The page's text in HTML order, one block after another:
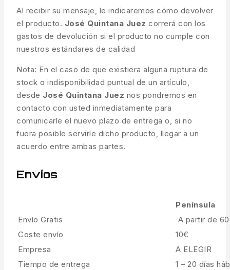
Al recibir su mensaje, le indicaremos cómo devolver
el producto. José Quintana Juez correrá con los
gastos de devolución si el producto no cumple con
nuestros estándares de calidad
Nota: En el caso de que existiera alguna ruptura de
stock o indisponibilidad puntual de un artículo,
desde José Quintana Juez nos pondremos en
contacto con usted inmediatamente para
comunicarle el nuevo plazo de entrega o, si no
fuera posible servirle dicho producto, llegar a un
acuerdo entre ambas partes.
Envíos
Península
Envío Gratis
A partir de
Coste envío
10€
Empresa
A ELEGIR
Tiempo de entrega
1 – 20 días